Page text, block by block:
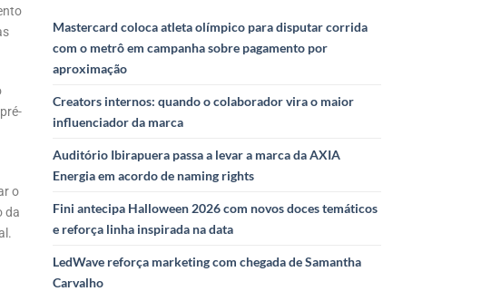
o
da
Mastercard coloca atleta olímpico para disputar corrida
com o metrô em campanha sobre pagamento por
aproximação
Creators internos: quando o colaborador vira o maior
influenciador da marca
Auditório Ibirapuera passa a levar a marca da AXIA
Energia em acordo de naming rights
Fini antecipa Halloween 2026 com novos doces temáticos
e reforça linha inspirada na data
LedWave reforça marketing com chegada de Samantha
Carvalho